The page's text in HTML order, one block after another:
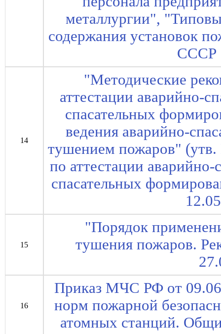
металлургии",
содержания установок
СССР
14
"Методические
аттестации аварийно-
спасательных
ведения аварийно-
тушением пожаров"
по аттестации
спасательных
15
"Порядок
тушения пожаров.
16
Приказ МЧС РФ от
норм пожарной
атомных станций.